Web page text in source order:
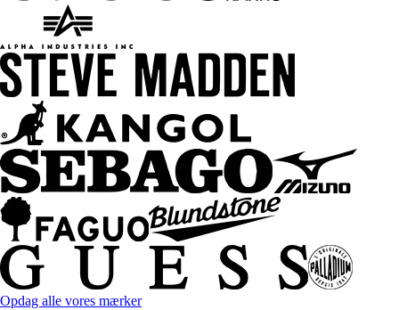
Opdag alle vores mærker